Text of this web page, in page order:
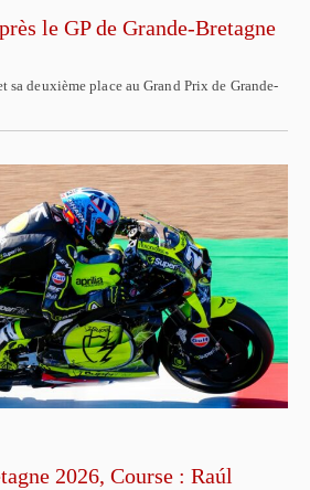
le GP de Grande-Bretagne
sa deuxième place au Grand Prix de Grande-
2026, Course : Raúl